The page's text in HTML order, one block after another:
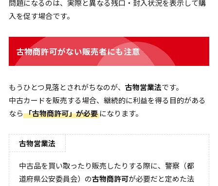
問題になるのは、実際と異なる残口・封入状況を表示して購
入を促す場合です。
古物商許可がない販売者にも注意
もうひとつ見落とされがちなのが、 古物営業法です。
中古カードを販売する場合、継続的に利益を得る目的がある
なら 「古物商許可」が必要になります。
古物営業法
中古品を買い取ったり販売したりする際に、警察（都
道府県公安委員会）の古物商許可が必要だと定めた法